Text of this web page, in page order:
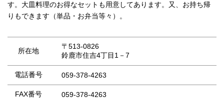
す。大皿料理のお得なセットも用意してあります。又、お持ち帰
りもできます（単品・お弁当等々）。
所在地
〒513-0826
鈴鹿市住吉4丁目1－7
電話番号 059-378-4263
FAX番号 059-378-4263